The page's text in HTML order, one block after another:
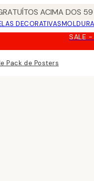
ACIMA DOS
DECORATIVAS
SALE -
Pack de Posters